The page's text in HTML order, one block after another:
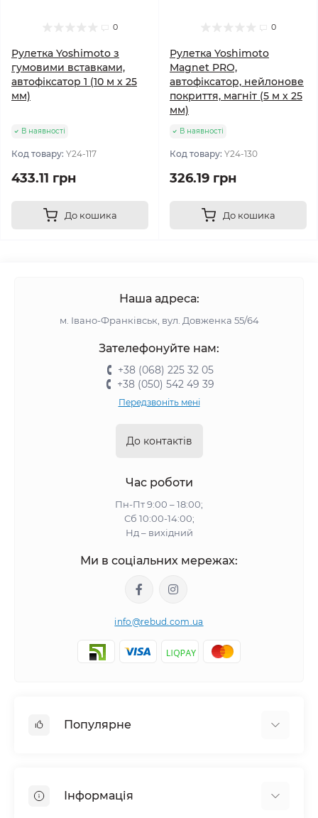
0
Рулетка Yoshimoto з
гумовими вставками,
автофіксатор 1 (10 м х 25
мм)
В наявності
Код товару: Y24-117
433.11 грн
До кошика
0
Рулетка Yoshimoto
Magnet PRO,
автофіксатор, нейлонове
покриття, магніт (5 м х 25
мм)
В наявності
Код товару: Y24-130
326.19 грн
До кошика
Наша адреса:
м. Івано-Франківськ, вул. Довженка 55/64
Зателефонуйте нам:
+38 (068) 225 32 05
+38 (050) 542 49 39
Передзвоніть мені
До контактів
Час роботи
Пн-Пт 9:00 – 18:00;
Сб 10:00-14:00;
Нд – вихідний
Ми в соціальних мережах:
info@rebud.com.ua
Популярне
Гіпсокартонні системи
Інформація